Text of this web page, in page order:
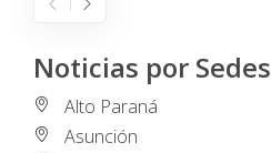
Noticias por Sedes
Alto Paraná
Asunción